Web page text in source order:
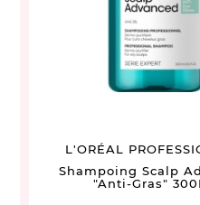
L'ORÉAL
Shampoing Scalp
"Anti-Gras"